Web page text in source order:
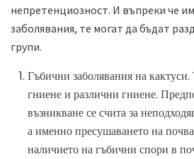
непретенциозност. И въпреки че
заболявания, те могат да бъдат
групи.
Гъбични заболявания на
гниене и различни гниене.
възникване се счита за
а именно пресушаването на
наличието на гъбични спори в